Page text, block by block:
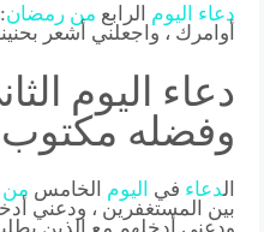
دعاء اليوم الرابع من رمضان
أوامرك ، واجعلني أشعر
دعاء اليوم
وفضله مكتوب
دعاء في اليوم الخامس من
بين المستغفرين ، ودعني
ودعني أدخلهم مع الذين